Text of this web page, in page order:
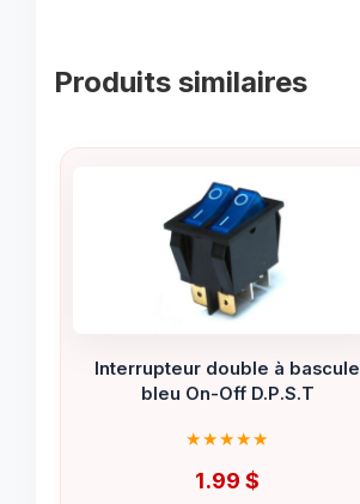
Produits similaires
Interrupteur double à bascule
bleu On-Off D.P.S.T
1.99 $